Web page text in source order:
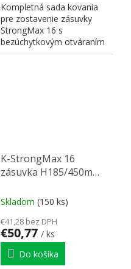
Kompletná sada kovania
pre zostavenie zásuvky
StrongMax 16 s
bezúchytkovým otváraním
"PUSH". Nutné doplniť
K-StrongMax 16
zásuvka H185/450mm
Skladom (150 ks)
€41,28 bez DPH
€50,77 / ks
Do košíka